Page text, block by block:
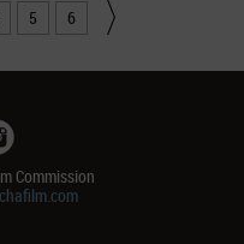
5 6
Commission